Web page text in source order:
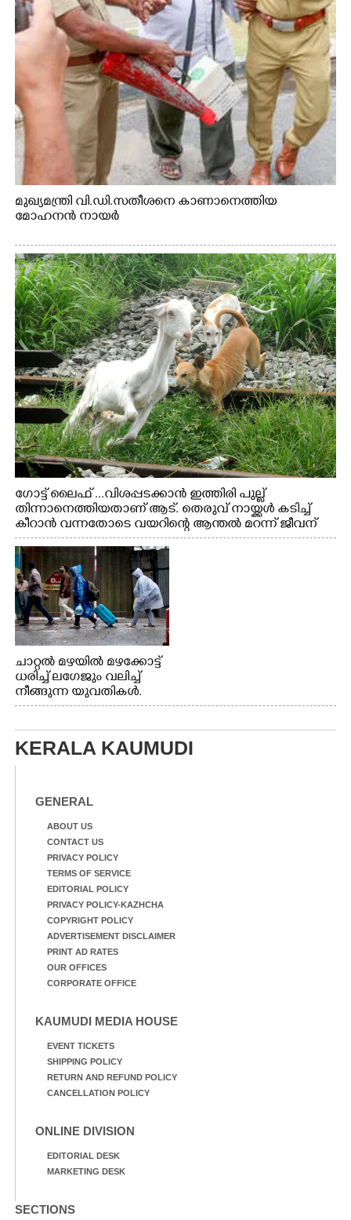
മുഖ്യമന്ത്രി വി.ഡി.സതീശനെ കാണാനെത്തിയ
മോഹനൻ നായർ
ഗോട്ട് ലൈഫ് ...വിശപ്പടക്കാൻ ഇത്തിരി പുല്ല്
തിന്നാനെത്തിയതാണ് ആട്. തെരുവ് നായ്ക്കൾ കടിച്ച്
കീറാൻ വന്നതോടെ വയറിന്റെ ആന്തൽ മറന്ന് ജീവന്
വേണ്ടിയായി ഓട്ടം. എറണാകുളം വാത്തുരുത്തിയിൽ
നിന്നുള്ള കാഴ്ച
ചാറ്റൽ മഴയിൽ മഴക്കോട്ട്
ധരിച്ച് ലഗേജും വലിച്ച്
നീങ്ങുന്ന യുവതികൾ.
എറണാകുളം മേനകയിൽ
KERALA KAUMUDI
GENERAL
ABOUT US
CONTACT US
PRIVACY POLICY
TERMS OF SERVICE
EDITORIAL POLICY
PRIVACY POLICY-KAZHCHA
COPYRIGHT POLICY
ADVERTISEMENT DISCLAIMER
PRINT AD RATES
OUR OFFICES
CORPORATE OFFICE
KAUMUDI MEDIA HOUSE
EVENT TICKETS
SHIPPING POLICY
RETURN AND REFUND POLICY
CANCELLATION POLICY
ONLINE DIVISION
EDITORIAL DESK
MARKETING DESK
SECTIONS